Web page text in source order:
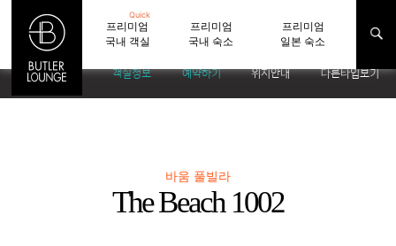
프리미엄
국내 객실
Quick
프리미엄
국내 숙소
프리미엄
일본 숙소
객실정보 예약하기 위치안내 다른타입보기
바움 풀빌라
The Beach 1002